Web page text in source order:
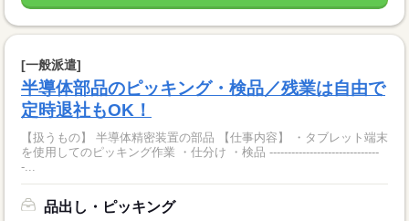
[一般派遣]
半導体部品のピッキング・検品／残業は自由で
定時退社もOK！
【扱うもの】 半導体精密装置の部品 【仕事内容】 ・タブレット端末
を使用してのピッキング作業 ・仕分け ・検品 ------------------------------
-...
品出し・ピッキング